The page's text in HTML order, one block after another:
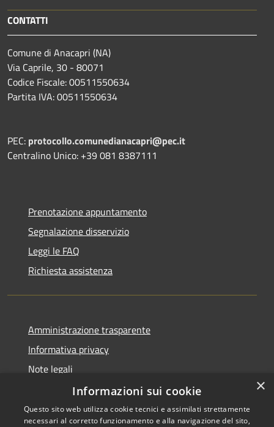
CONTATTI
Comune di Anacapri (NA)
Via Caprile, 30 - 80071
Codice Fiscale: 00511550634
Partita IVA: 00511550634
PEC: protocollo.comunedianacapri@pec.it
Centralino Unico: +39 081 8387111
Prenotazione appuntamento
Segnalazione disservizio
Leggi le FAQ
Richiesta assistenza
Amministrazione trasparente
Informativa privacy
Note legali
Dichiarazione di accessibilità
×
Informazioni sui cookie
Questo sito web utilizza cookie tecnici e assimilati strettamente
necessari al corretto funzionamento e alla navigazione del sito,